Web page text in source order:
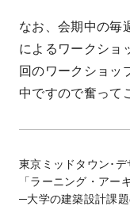
なお、会期中の毎
によるワークショ
回のワークショッ
中ですので奮って
東京ミッドタウン･
「ラーニング・ア
─大学の建築設計課題